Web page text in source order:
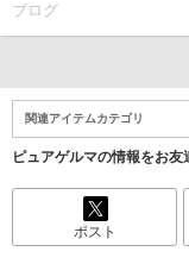
ブログ
関連アイテムカテゴリ
ピュアゲルマの情報をお友
ポスト